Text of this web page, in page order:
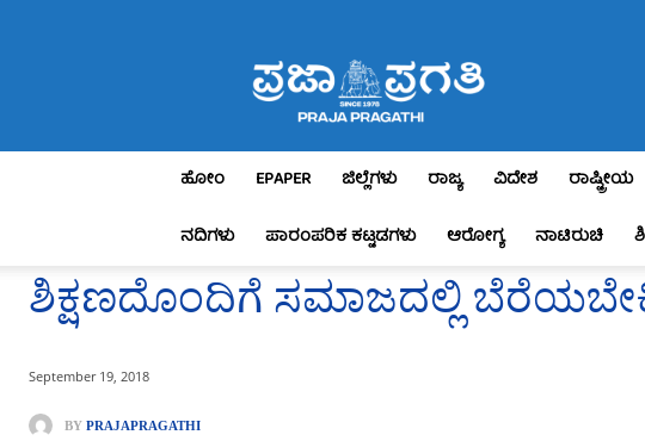
Pragathi
ಹೋಂ EPAPER ಜಿಲ್ಲೆಗಳು ರಾಜ್ಯ ವಿದೇಶ ರಾಷ್ಟ್ರೀಯ
ನದಿಗಳು
ಪಾರಂಪರಿಕ ಕಟ್ಟಡಗಳು ಆರೋಗ್ಯ ನಾಟಿರುಚಿ
ಶಿಕ್ಷಣದೊಂದಿಗೆ ಸಮಾಜದಲ್ಲಿ
September 19, 2018
BY PRAJAPRAGATHI